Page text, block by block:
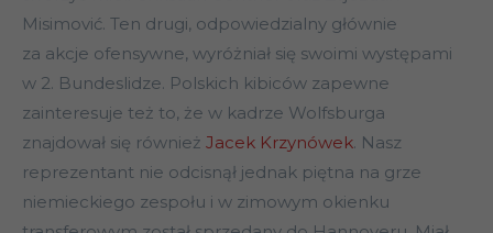
Misimović. Ten drugi, odpowiedzialny głównie
za akcje ofensywne, wyróżniał się swoimi występami
w 2. Bundeslidze. Polskich kibiców zapewne
zainteresuje też to, że w kadrze Wolfsburga
znajdował się również Jacek Krzynówek. Nasz
reprezentant nie odcisnął jednak piętna na grze
niemieckiego zespołu i w zimowym okienku